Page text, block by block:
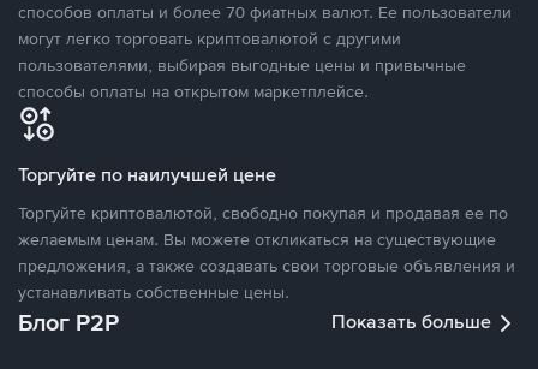
способов оплаты и более 70 фиатных валют. Ее пользователи
могут легко торговать криптовалютой с другими
пользователями, выбирая выгодные цены и привычные
способы оплаты на открытом маркетплейсе.
Торгуйте по наилучшей цене
Торгуйте криптовалютой, свободно покупая и продавая ее по
желаемым ценам. Вы можете откликаться на существующие
предложения, а также создавать свои торговые объявления и
устанавливать собственные цены.
Блог P2P Показать больше